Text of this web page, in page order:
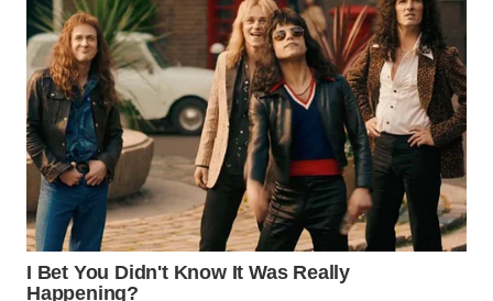
WAHANA
HEALTH
WAHANA
DESA
WISATA
LAPAK
WAHANA